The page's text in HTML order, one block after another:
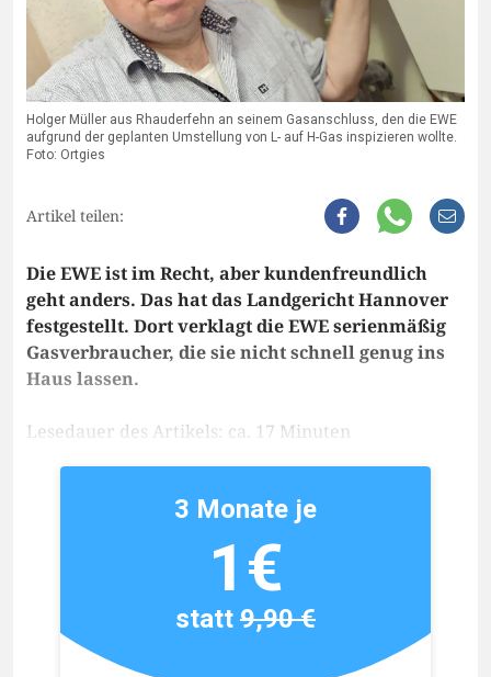
Holger Müller aus Rhauderfehn an seinem Gasanschluss, den die EWE
aufgrund der geplanten Umstellung von L- auf H-Gas inspizieren wollte.
Foto: Ortgies
Artikel teilen:
Die EWE ist im Recht, aber kundenfreundlich
geht anders. Das hat das Landgericht Hannover
festgestellt. Dort verklagt die EWE serienmäßig
Gasverbraucher, die sie nicht schnell genug ins
Haus lassen.
Lesedauer des Artikels: ca. 17 Minuten
3 Monate je
1€
statt9,90 €